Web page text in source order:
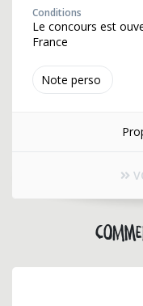
Note perso
Conditions
Le concours est
France